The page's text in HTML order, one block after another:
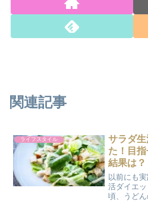
関連記事
ライフスタイル
サラダ
た！目
結果は？
以前にも
活ダイエ
頃、うど